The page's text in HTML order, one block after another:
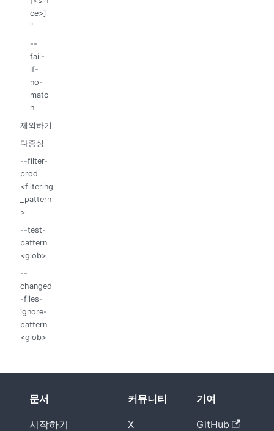
ce>]
"
--
fail-
if-
no-
matc
h
제외하기
다중성
--filter-
prod
<filtering
_pattern
>
--test-
pattern
<glob>
--
changed
-files-
ignore-
pattern
<glob>
문서
시작하기
커뮤니티
X
기여
GitHub